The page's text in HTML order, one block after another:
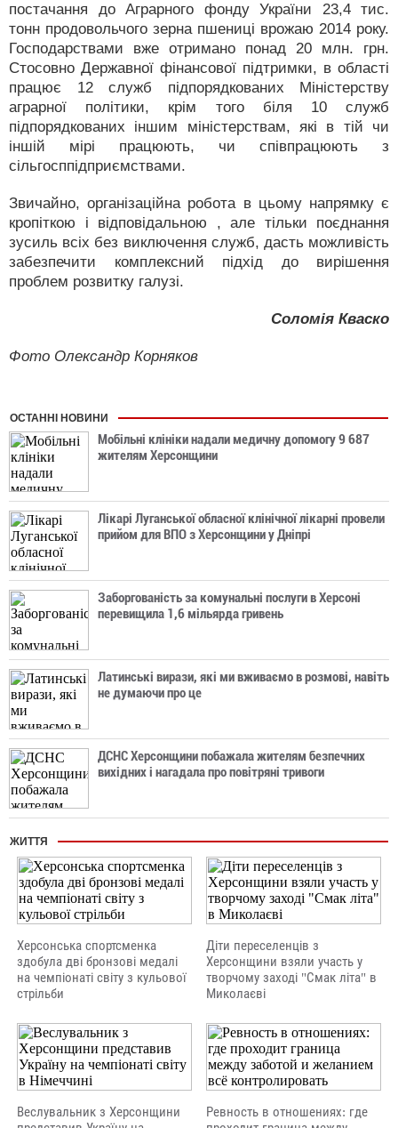
постачання до Аграрного фонду України 23,4 тис.
тонн продовольчого зерна пшениці врожаю 2014 року.
Господарствами вже отримано понад 20 млн. грн.
Стосовно Державної фінансової підтримки, в області
працює 12 служб підпорядкованих Міністерству
аграрної політики, крім того біля 10 служб
підпорядкованих іншим міністерствам, які в тій чи
іншій мірі працюють, чи співпрацюють з
сільгосппідприємствами.
Звичайно, організаційна робота в цьому напрямку є
кропіткою і відповідальною , але тільки поєднання
зусиль всіх без виключення служб, дасть можливість
забезпечити комплексний підхід до вирішення
проблем розвитку галузі.
Соломія Кваско
Фото Олександр Корняков
ОСТАННІ НОВИНИ
Мобільні клініки надали медичну допомогу 9 687
жителям Херсонщини
Лікарі Луганської обласної клінічної лікарні провели
прийом для ВПО з Херсонщини у Дніпрі
Заборгованість за комунальні послуги в Херсоні
перевищила 1,6 мільярда гривень
Латинські вирази, які ми вживаємо в розмові, навіть
не думаючи про це
ДСНС Херсонщини побажала жителям безпечних
вихідних і нагадала про повітряні тривоги
ЖИТТЯ
Херсонська спортсменка
здобула дві бронзові медалі
на чемпіонаті світу з кульової
стрільби
Діти переселенців з
Херсонщини взяли участь у
творчому заході "Смак літа" в
Миколаєві
Веслувальник з Херсонщини
Ревность в отношениях: где